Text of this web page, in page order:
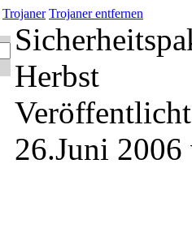
Trojaner Trojaner entfernen
Herbst
26.Juni